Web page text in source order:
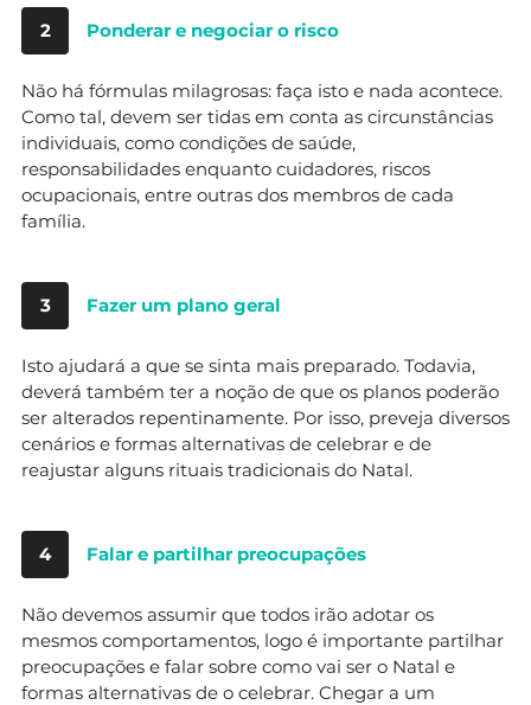
2 Ponderar e negociar o risco
Não há fórmulas milagrosas: faça isto e nada acontece.
Como tal, devem ser tidas em conta as circunstâncias
individuais, como condições de saúde,
responsabilidades enquanto cuidadores, riscos
ocupacionais, entre outras dos membros de cada
família.
3 Fazer um plano geral
Isto ajudará a que se sinta mais preparado. Todavia,
deverá também ter a noção de que os planos poderão
ser alterados repentinamente. Por isso, preveja diversos
cenários e formas alternativas de celebrar e de
reajustar alguns rituais tradicionais do Natal.
4 Falar e partilhar preocupações
Não devemos assumir que todos irão adotar os
mesmos comportamentos, logo é importante partilhar
preocupações e falar sobre como vai ser o Natal e
formas alternativas de o celebrar. Chegar a um